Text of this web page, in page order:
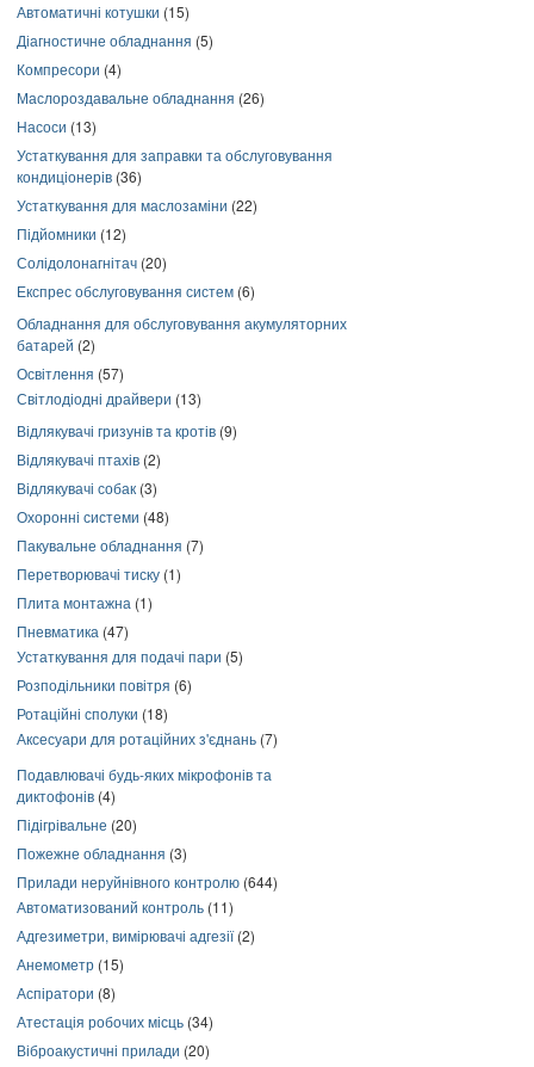
Автоматичні котушки (15)
Діагностичне обладнання (5)
Компресори (4)
Маслороздавальне обладнання (26)
Насоси (13)
Устаткування для заправки та обслуговування
кондиціонерів (36)
Устаткування для маслозаміни (22)
Підйомники (12)
Солідолонагнітач (20)
Експрес обслуговування систем (6)
Обладнання для обслуговування акумуляторних
батарей (2)
Освітлення (57)
Світлодіодні драйвери (13)
Відлякувачі гризунів та кротів (9)
Відлякувачі птахів (2)
Відлякувачі собак (3)
Охоронні системи (48)
Пакувальне обладнання (7)
Перетворювачі тиску (1)
Плита монтажна (1)
Пневматика (47)
Устаткування для подачі пари (5)
Розподільники повітря (6)
Ротаційні сполуки (18)
Аксесуари для ротаційних з'єднань (7)
Подавлювачі будь-яких мікрофонів та
диктофонів (4)
Підігрівальне (20)
Пожежне обладнання (3)
Прилади неруйнівного контролю (644)
Автоматизований контроль (11)
Адгезиметри, вимірювачі адгезії(2)
Анемометр (15)
Аспіратори (8)
Атестація робочих місць (34)
Віброакустичні прилади (20)